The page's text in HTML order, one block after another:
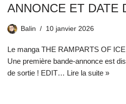
ANNONCE ET DATE
Balin 10 janvier 2026
Le manga THE RAMPARTS OF
Une première bande-annonce est
de sortie ! EDIT… Lire la suite »